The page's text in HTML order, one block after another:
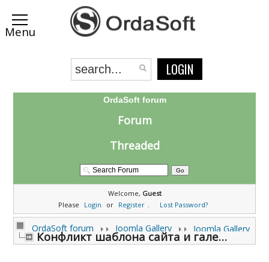
LOGIN
OrdaSoft forum
Forum
Threaded
Welcome, Guest
Please
Login or Register . Lost Password?
OrdaSoft forum Joomla Gallery Joomla Gallery
Конфликт шаблона сайта и галереи (0 viewing)